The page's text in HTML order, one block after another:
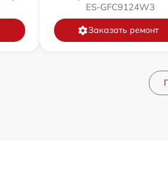
ES-GFC9124W3
Заказать ремонт